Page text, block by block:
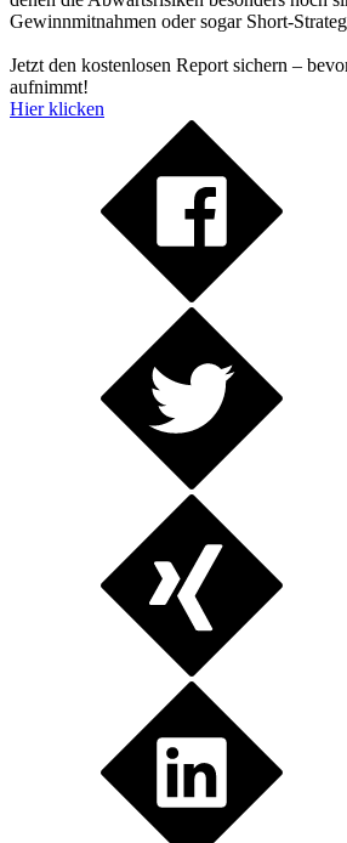
Gewinnmitnahmen oder sogar Short-
Jetzt den kostenlosen Report sichern –
aufnimmt!
Hier klicken